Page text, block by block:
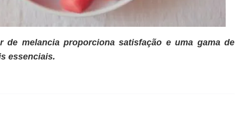
de melancia proporciona satisfação e uma gama de
essenciais.